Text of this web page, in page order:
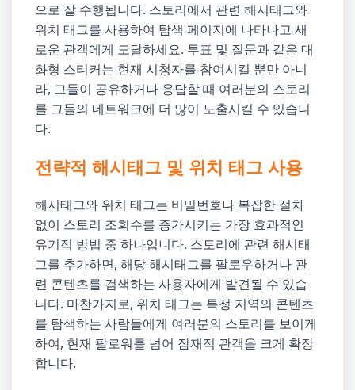
으로 잘 수행됩니다. 스토리에서 관련 해시태그와
위치 태그를 사용하여 탐색 페이지에 나타나고 새
로운 관객에게 도달하세요. 투표 및 질문과 같은 대
화형 스티커는 현재 시청자를 참여시킬 뿐만 아니
라, 그들이 공유하거나 응답할 때 여러분의 스토리
를 그들의 네트워크에 더 많이 노출시킬 수 있습니
다.
전략적 해시태그 및 위치 태그 사용
해시태그와 위치 태그는 비밀번호나 복잡한 절차
없이 스토리 조회수를 증가시키는 가장 효과적인
유기적 방법 중 하나입니다. 스토리에 관련 해시태
그를 추가하면, 해당 해시태그를 팔로우하거나 관
련 콘텐츠를 검색하는 사용자에게 발견될 수 있습
니다. 마찬가지로, 위치 태그는 특정 지역의 콘텐츠
를 탐색하는 사람들에게 여러분의 스토리를 보이게
하여, 현재 팔로워를 넘어 잠재적 관객을 크게 확장
합니다.